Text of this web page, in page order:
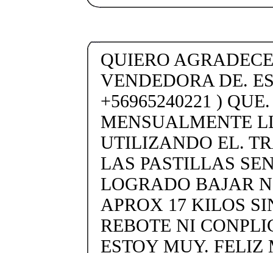
QUIERO
VENDEDORA DE.
+56965240221 )
MENSUALMENTE
UTILIZANDO EL.
LAS PASTILLAS
LOGRADO BAJAR
APROX 17 KILOS
REBOTE NI
ESTOY MUY. FELIZ